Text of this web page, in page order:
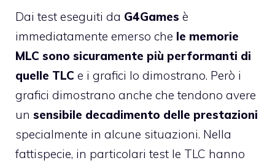
Dai test eseguiti da G4Games è
immediatamente emerso che le memorie
MLC sono sicuramente più performanti di
quelle TLC e i grafici lo dimostrano. Però i
grafici dimostrano anche che tendono avere
un sensibile decadimento delle prestazioni
specialmente in alcune situazioni. Nella
fattispecie, in particolari test le TLC hanno